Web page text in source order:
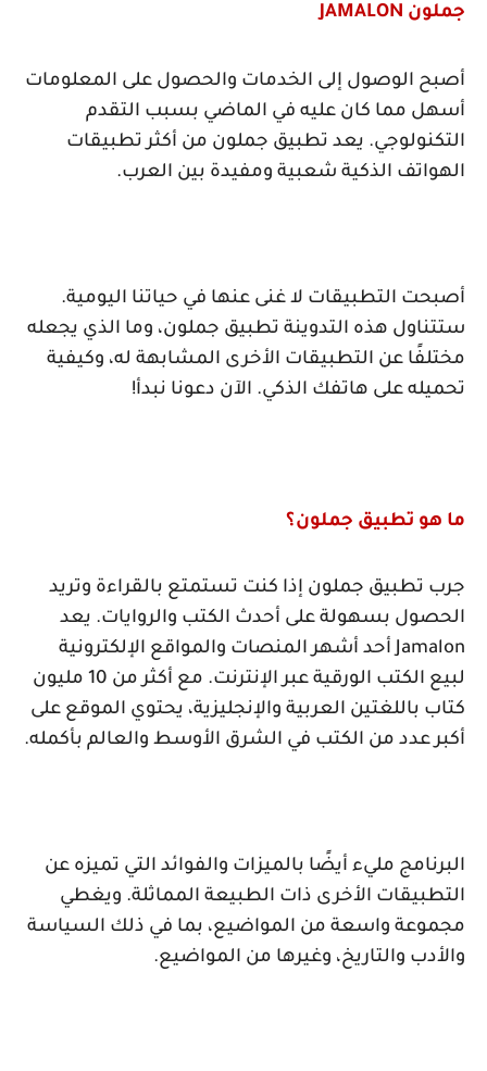
جملون JAMALON
أصبح الوصول إلى الخدمات والحصول على المعلومات
أسهل مما كان عليه في الماضي بسبب التقدم
التكنولوجي. يعد تطبيق جملون من أكثر تطبيقات
الهواتف الذكية شعبية ومفيدة بين العرب.
أصبحت التطبيقات لا غنى عنها في حياتنا اليومية.
ستتناول هذه التدوينة تطبيق جملون، وما الذي يجعله
مختلفًا عن التطبيقات الأخرى المشابهة له، وكيفية
تحميله على هاتفك الذكي. الآن دعونا نبدأ!
ما هو تطبيق جملون؟
جرب تطبيق جملون إذا كنت تستمتع بالقراءة وتريد
الحصول بسهولة على أحدث الكتب والروايات. يعد
Jamalonأحد أشهر المنصات والمواقع الإلكترونية
لبيع الكتب الورقية عبر الإنترنت. مع أكثر من 10 مليون
كتاب باللغتين العربية والإنجليزية، يحتوي الموقع على
أكبر عدد من الكتب في الشرق الأوسط والعالم بأكمله.
البرنامج مليء أيضًا بالميزات والفوائد التي تميزه عن
التطبيقات الأخرى ذات الطبيعة المماثلة. ويغطي
مجموعة واسعة من المواضيع، بما في ذلك السياسة
والأدب والتاريخ، وغيرها من المواضيع.